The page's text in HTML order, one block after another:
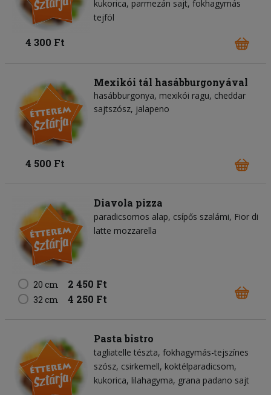
kukorica parmezán sajt fokhagymás
tejföl
4 300 Ft
Mexikói tál hasábburgonyával
hasábburgonya, mexikói ragu, cheddar
sajtszósz, jalapeno
4 500 Ft
Diavola pizza
paradicsomos alap csípős szalámi Fior di
latte mozzarella
20 cm 2 450 Ft
32 cm 4 250 Ft
Pasta bistro
tagliatelle tészta fokhagymás-tejszínes
szósz csirkemell koktélparadicsom
kukorica lilahagyma grana padano sajt